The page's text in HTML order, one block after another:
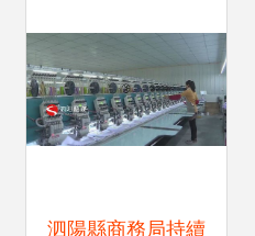
泗陽縣商務局持續